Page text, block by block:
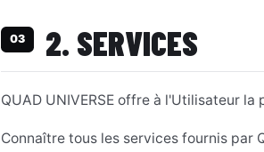
03 2. SERVICES
QUAD UNIVERSE offre à l'Utilisateur la
Connaître tous les services fournis par